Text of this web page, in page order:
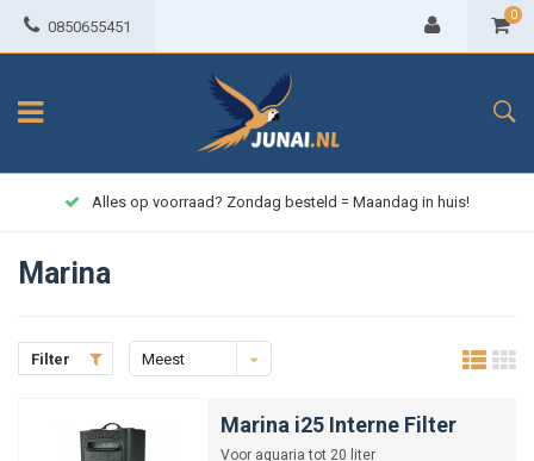
0850655451
0
Alles op voorraad? Zondag besteld = Maandag in huis!
Marina
Filter
Meest
Marina i25 Interne Filter
Voor aquaria tot 20 liter